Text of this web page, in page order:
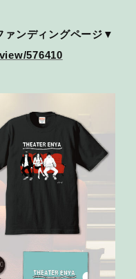
ァンディングページ▼
576410